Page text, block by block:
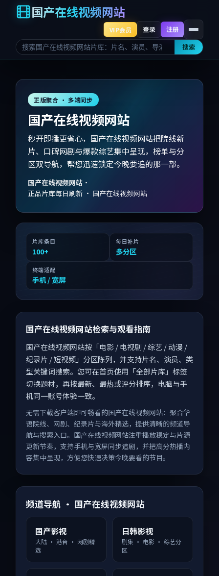
国产在线视频网站
搜索
VIP会员 登录 注册
正版聚合 · 多端同步
国产在线视频网站
秒开即播更省心，国产在线视频网站把院线新
片、口碑网剧与爆款综艺集中呈现，榜单与分
区双导航，帮您迅速锁定今晚要追的那一部。
国产在线视频网站 ·
正品片库每日刷新 · 国产在线视频网站
片库条目
100+
每日补片
多分区
终端适配
手机 / 宽屏
国产在线视频网站检索与观看指南
国产在线视频网站按「电影 / 电视剧 / 综艺 / 动漫 /
纪录片 / 短视频」分区陈列，并支持片名、演员、类
型关键词搜索。您可在首页使用「全部片库」标签
切换题材，再按最新、最热或评分排序，电脑与手
机同一账号体验一致。
无需下载客户端即可畅看的国产在线视频网站：聚合华
语院线、网剧、纪录片与海外精选，提供清晰的频道导
航与搜索入口。国产在线视频网站注重播放稳定与片源
更新节奏，支持手机与宽屏同步追剧，并把高分热播内
容集中呈现，方便您快速决策今晚要看的节目。
频道导航 · 国产在线视频网站
国产影视
大陆 · 港台 · 网剧精
选
日韩影视
剧集 · 电影 · 综艺分
区